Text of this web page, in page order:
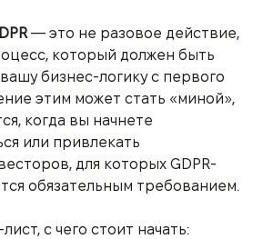
— это не разовое действие,
который должен быть
бизнес-логику с первого
этим может стать «миной»,
когда вы начнете
или привлекать
для которых GDPR-
обязательным требованием.
с чего стоит начать: